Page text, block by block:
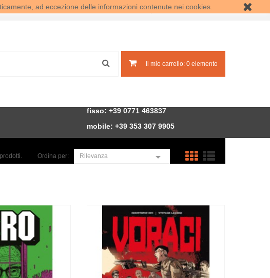
ad eccezione delle informazioni contenute nei cookies.
Accedi Crea un account
Il mio carrello: 0 elemento
fisso: +39 0771 463837
mobile: +39 353 307 9905
Ordina per: Rilevanza 